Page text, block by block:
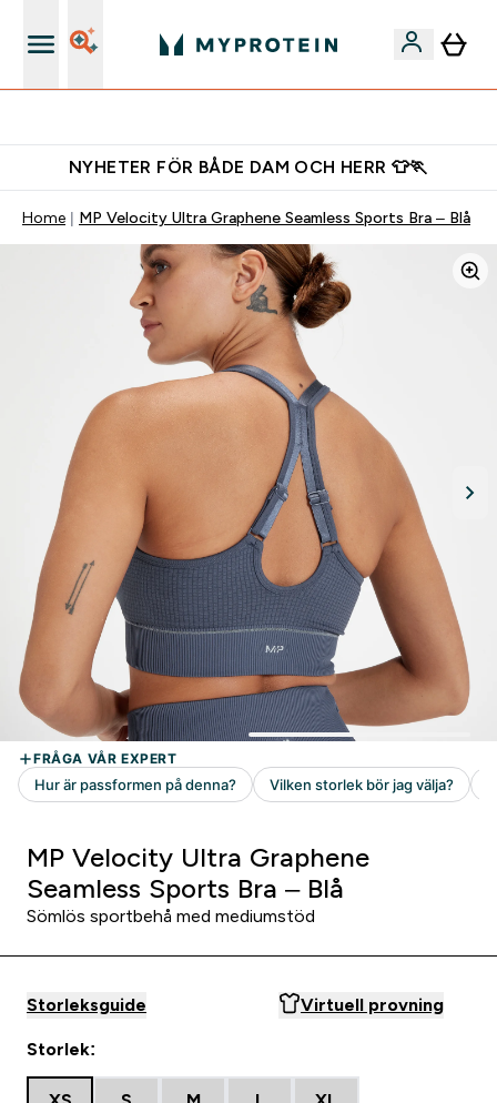
NYHETER FÖR BÅDE DAM OCH HERR 👕🏃
Home MP Velocity Ultra Graphene Seamless Sports Bra – Blå
MP Velocity Ultra Graphene
Seamless Sports Bra – Blå
Sömlös sportbehå med mediumstöd
Storleksguide Virtuell provning
Storlek: